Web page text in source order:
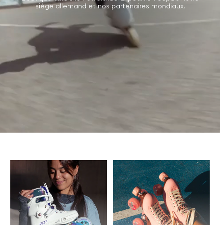
siège allemand et nos partenaires mondiaux.